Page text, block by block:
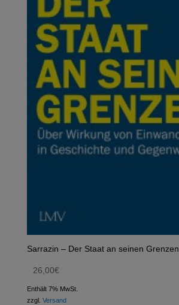
Sarrazin – Der Staat an seinen Grenzen
26,00€
Enthält 7% MwSt.
zzgl. Versand